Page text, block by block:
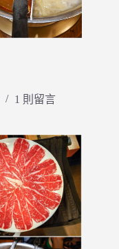
1 則留言